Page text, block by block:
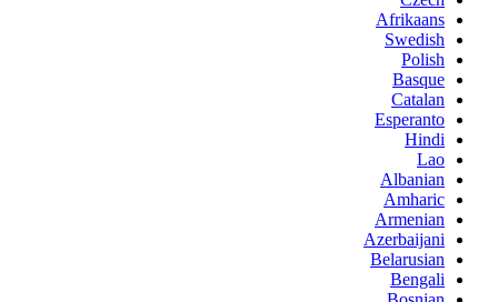
Afrikaans
Swedish
Polish
Basque
Catalan
Esperanto
Hindi
Lao
Albanian
Amharic
Armenian
Azerbaijani
Belarusian
Bengali